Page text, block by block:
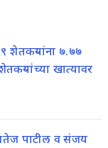
शेतकऱ्यांना ७.७७
खात्यावर
पाटील व संजय